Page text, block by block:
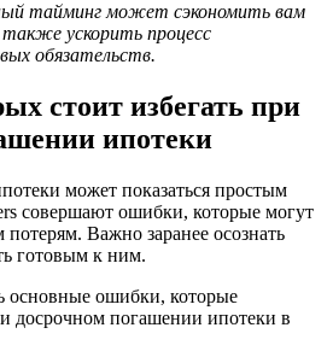
тайминг может сэкономить вам
ускорить процесс
обязательств.
стоит избегать при
ипотеки
может показаться простым
совершают ошибки, которые могут
Важно заранее осознать
готовым к ним.
основные ошибки, которые
досрочном погашении ипотеки в